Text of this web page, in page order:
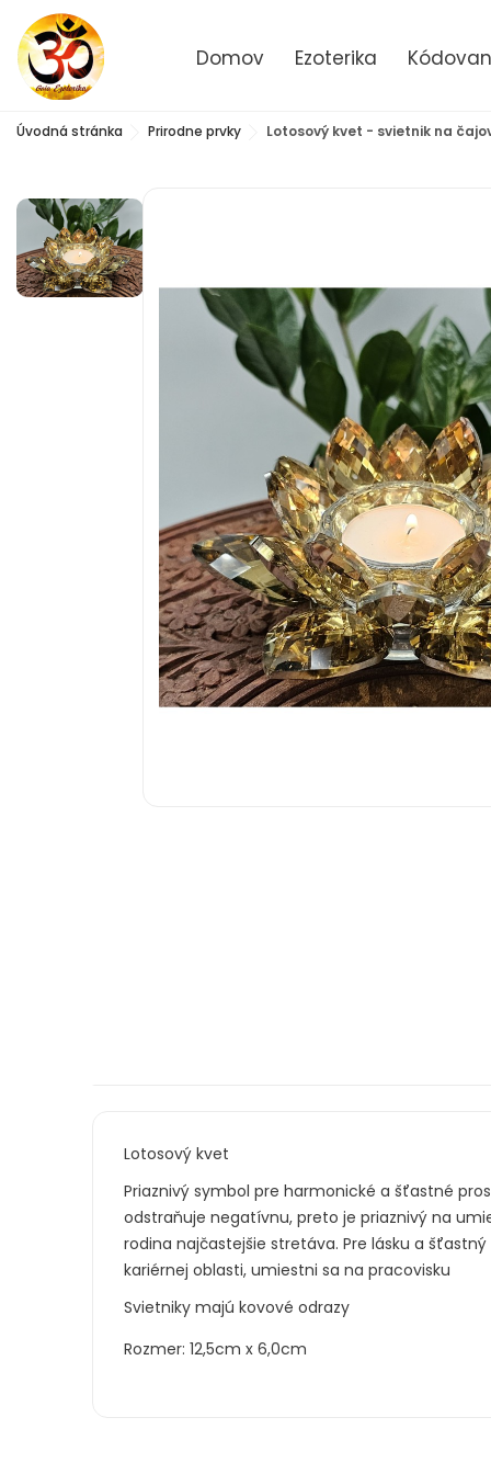
Domov Ezoterika
Úvodná stránka Prirodne prvky Lotosový kvet - svietnik na
Lotosový kvet
Priaznivý symbol pre harmonické a šťastné
odstraňuje negatívnu, preto je priaznivý na
rodina najčastejšie stretáva. Pre lásku a
kariérnej oblasti, umiestni sa na pracovisku
Svietniky majú kovové odrazy
Rozmer: 12,5cm x 6,0cm